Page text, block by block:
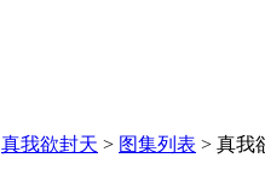
真我欲封天 > 图集列表 > 真我